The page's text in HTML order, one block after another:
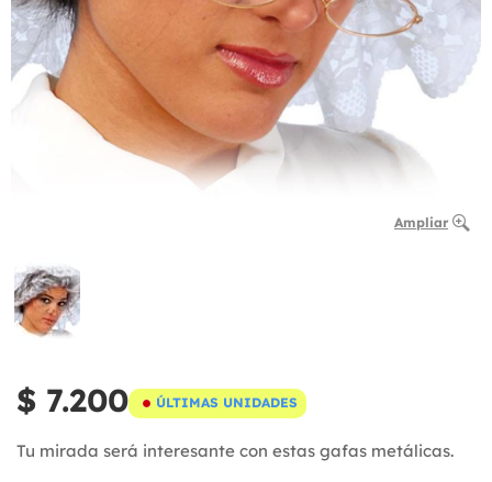
Ampliar
$ 7.200 ÚLTIMAS UNIDADES
Tu mirada será interesante con estas gafas metálicas.